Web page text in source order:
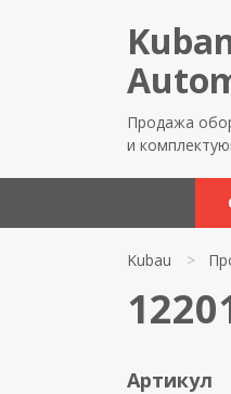
Продажа
и
Kubau >
Артикул